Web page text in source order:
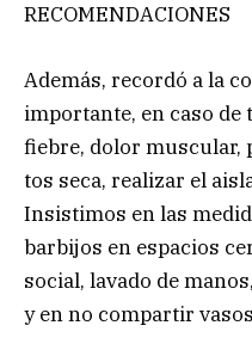
RECOMENDACIONES
Además, recordó a la
importante, en caso
fiebre, dolor muscular,
tos seca, realizar el
Insistimos en las
barbijos en espacios
social, lavado de
y en no compartir